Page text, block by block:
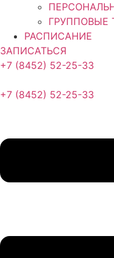
ГРУППОВЫЕ
РАСПИСАНИЕ
ЗАПИСАТЬСЯ
+7 (8452) 52-25-33
+7 (8452) 52-25-33